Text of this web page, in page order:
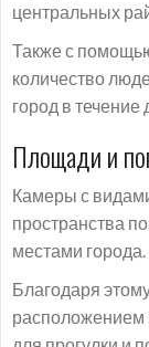
центральных
Также с
количество
город в течение
Площади и
Камеры с
пространства
местами города.
Благодаря
расположением